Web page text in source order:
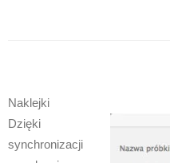
Naklejki
Dzięki
synchronizacji